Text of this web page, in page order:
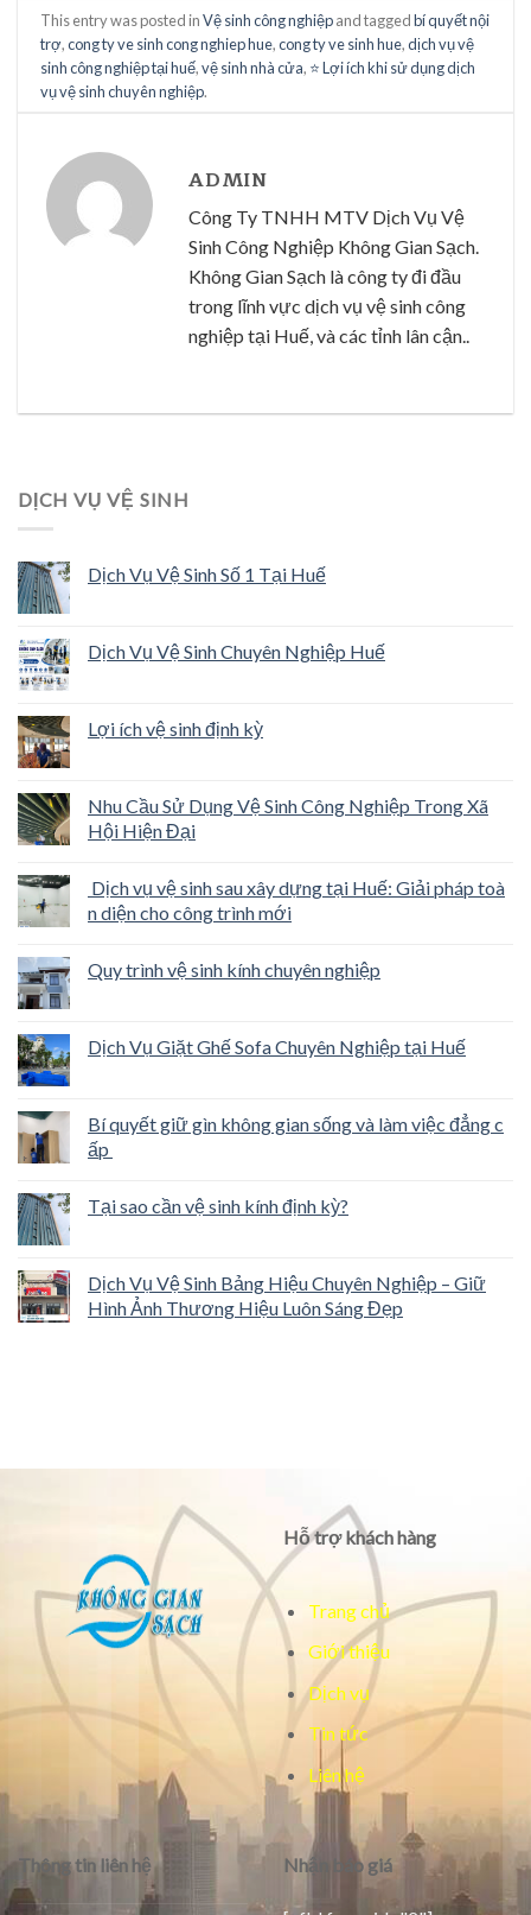
This entry was posted inVệ sinh công nghiệpand taggedbí quyết nội
trợ,cong ty ve sinh cong nghiep hue,cong ty ve sinh hue,dịch vụ vệ
sinh công nghiệp tại huế,vệ sinh nhà cửa, ⭐ Lợi ích khi sử dụng dịch
vụ vệ sinh chuyên nghiệp.
ADMIN
Công Ty TNHH MTV Dịch Vụ Vệ
Sinh Công Nghiệp Không Gian Sạch.
Không Gian Sạch là công ty đi đầu
trong lĩnh vực dịch vụ vệ sinh công
nghiệp tại Huế, và các tỉnh lân cận..
DỊCH VỤ VỆ SINH
Dịch Vụ Vệ Sinh Số 1 Tại Huế
Dịch Vụ Vệ Sinh Chuyên Nghiệp Huế
Lợi ích vệ sinh định kỳ
Nhu Cầu Sử Dụng Vệ Sinh Công Nghiệp Trong Xã
Hội Hiện Đại
Dịch vụ vệ sinh sau xây dựng tại Huế: Giải pháp toà
n diện cho công trình mới
Quy trình vệ sinh kính chuyên nghiệp
Dịch Vụ Giặt Ghế Sofa Chuyên Nghiệp tại Huế
Bí quyết giữ gìn không gian sống và làm việc đẳng c
ấp
Tại sao cần vệ sinh kính định kỳ?
Dịch Vụ Vệ Sinh Bảng Hiệu Chuyên Nghiệp – Giữ
Hình Ảnh Thương Hiệu Luôn Sáng Đẹp
Hỗ trợ khách hàng
Trang chủ
Giới thiệu
Dịch vụ
Tin tức
Liên hệ
Thông tin liên hệ Nhận báo giá